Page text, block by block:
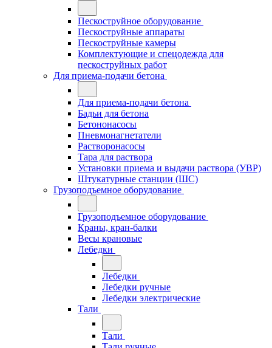
Пескоструйное оборудование
Пескоструйные аппараты
Пескоструйные камеры
Комплектующие и спецодежда для
пескоструйных работ
Для приема-подачи бетона
Для приема-подачи бетона
Бадьи для бетона
Бетононасосы
Пневмонагнетатели
Растворонасосы
Тара для раствора
Установки приема и выдачи раствора (УВР)
Штукатурные станции (ШС)
Грузоподъемное оборудование
Грузоподъемное оборудование
Краны, кран-балки
Весы крановые
Лебедки
Лебедки
Лебедки ручные
Лебедки электрические
Тали
Тали